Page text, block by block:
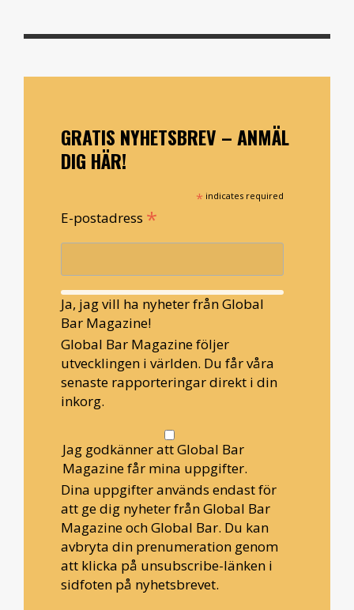
GRATIS NYHETSBREV – ANMÄL
DIG HÄR!
* indicates required
E-postadress *
Ja, jag vill ha nyheter från Global
Bar Magazine!
Global Bar Magazine följer
utvecklingen i världen. Du får våra
senaste rapporteringar direkt i din
inkorg.
Jag godkänner att Global Bar
Magazine får mina uppgifter.
Dina uppgifter används endast för
att ge dig nyheter från Global Bar
Magazine och Global Bar. Du kan
avbryta din prenumeration genom
att klicka på unsubscribe-länken i
sidfoten på nyhetsbrevet.